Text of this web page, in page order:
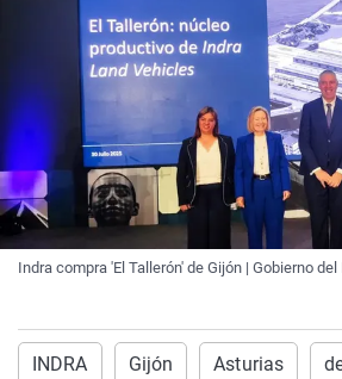
Indra compra 'El Tallerón' de Gijón | Gobierno
INDRA Gijón Asturias